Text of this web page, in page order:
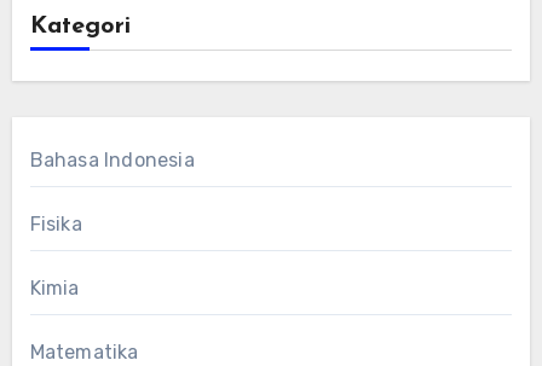
Kategori
Bahasa Indonesia
Fisika
Kimia
Matematika